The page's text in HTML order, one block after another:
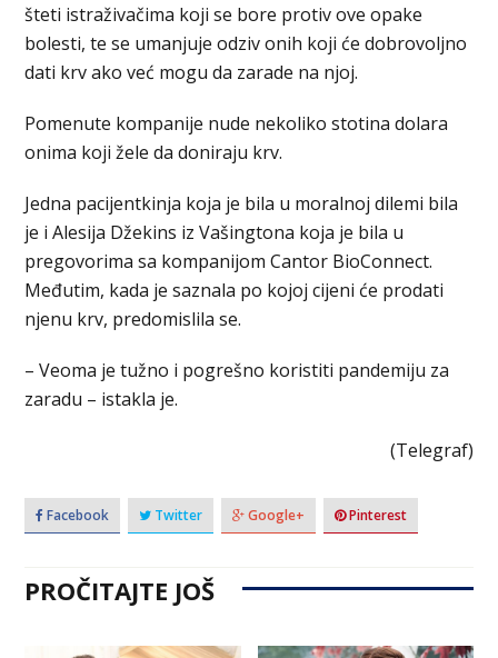
šteti istraživačima koji se bore protiv ove opake
bolesti, te se umanjuje odziv onih koji će dobrovoljno
dati krv ako već mogu da zarade na njoj.
Pomenute kompanije nude nekoliko stotina dolara
onima koji žele da doniraju krv.
Jedna pacijentkinja koja je bila u moralnoj dilemi bila
je i Alesija Džekins iz Vašingtona koja je bila u
pregovorima sa kompanijom Cantor BioConnect.
Međutim, kada je saznala po kojoj cijeni će prodati
njenu krv, predomislila se.
– Veoma je tužno i pogrešno koristiti pandemiju za
zaradu – istakla je.
(Telegraf)
Facebook Twitter Google+ Pinterest
PROČITAJTE JOŠ